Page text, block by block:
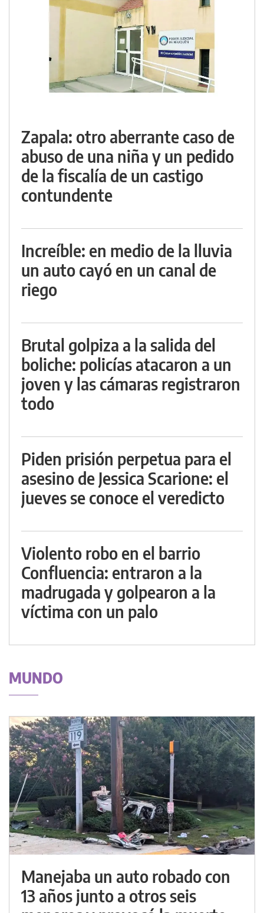
Zapala: otro aberrante caso de
abuso de una niña y un pedido
de la fiscalía de un castigo
contundente
Increíble: en medio de la lluvia
un auto cayó en un canal de
riego
Brutal golpiza a la salida del
boliche: policías atacaron a un
joven y las cámaras registraron
todo
Piden prisión perpetua para el
asesino de Jessica Scarione: el
jueves se conoce el veredicto
Violento robo en el barrio
Confluencia: entraron a la
madrugada y golpearon a la
víctima con un palo
MUNDO
Manejaba un auto robado con
13 años junto a otros seis